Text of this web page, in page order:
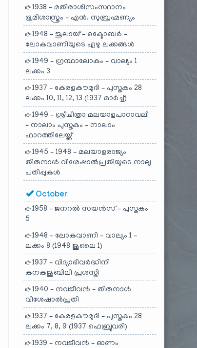
1938 – മതിരാശിസംസ്ഥാനം
ഭൂമിശാസ്ത്രം – എൻ. സുബ്രഹ്മണ്യം
1948 – ജൂലായ് – ഒക്ടോബർ –
ലോകവാണിയുടെ ഏഴു ലക്കങ്ങൾ
1949 – ഗ്രന്ഥാലോകം – വാല്യം 1
ലക്കം 3
1937 – കേരളകൗമുദി – പുസ്തകം 28
ലക്കം 10, 11, 12, 13 (1937 മാർച്ച്)
1949 – ശ്രീചിത്രാ മലയാളപാഠാവലി
– നാലാം പുസ്തകം – നാലാം
ഫാറത്തിലേയ്ക്ക്
1945 – 1948 – മലയാളരാജ്യം
തിരുനാൾ വിശേഷാൽപ്രതിയുടെ നാലു
പതിപ്പുകൾ
October
1958 – ജനറൽ സയൻസ് – പുസ്തകം
5
1948 – ലോകവാണി – വാല്യം 1 –
ലക്കം 8 (1948 ജൂലൈ 1)
1937 – വിദ്യാഭിവർദ്ധിനി
കനകജൂബിലി പ്രശസ്തി
1940 – നവജീവൻ – തിരുനാൾ
വിശേഷാൽപ്രതി
1937 – കേരളകൗമുദി – പുസ്തകം 28
ലക്കം 7, 8, 9 (1937 ഫെബ്രുവരി)
1939 – നവജീവൻ – ഓണം